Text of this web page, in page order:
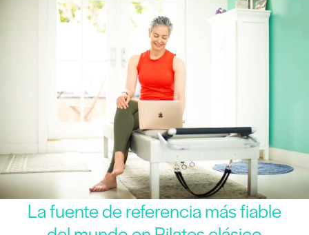
La fuente de referencia más fiable